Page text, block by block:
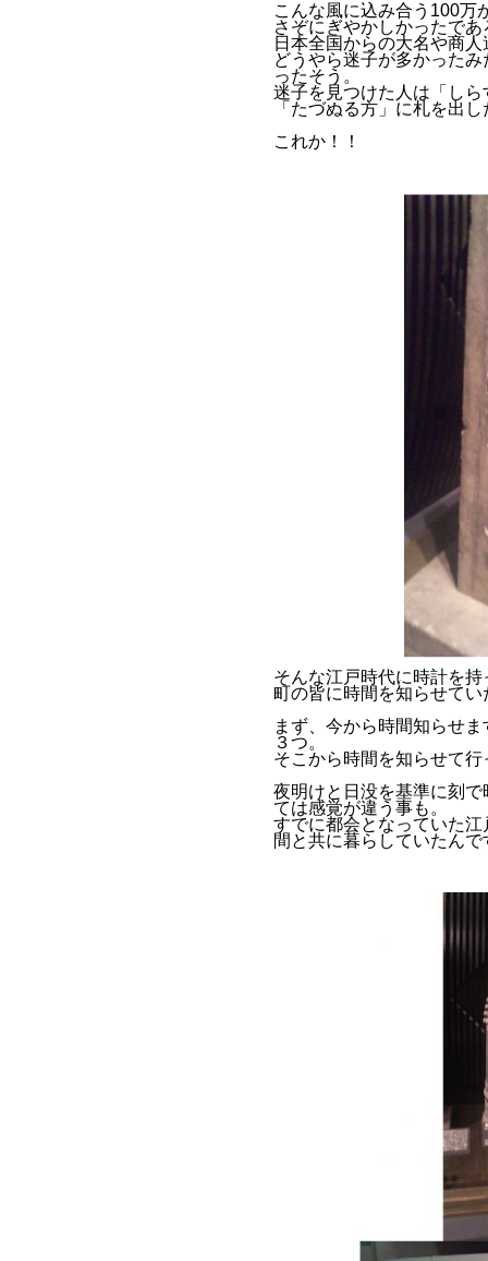
こんな風に込み合う100万
さぞにぎやかしかったで
日本全国からの大名や商
どうやら迷子が多かった
ったそう。
迷子を見つけた人は「し
「たづぬる方」に札を出
これか！！
そんな江戸時代に時計を
町の皆に時間を知らせて
まず、今から時間知らせ
３つ。
そこから時間を知らせて
夜明けと日没を基準に刻
ては感覚が違う事も。
すでに都会となっていた
間と共に暮らしていたんで